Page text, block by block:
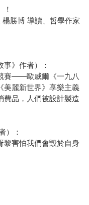
勝博 導讀、哲學作家
》作者）：
賽――歐威爾《一九八
美麗新世界》享樂主義
費品，人們被設計製造
）：
黎害怕我們會毀於自身